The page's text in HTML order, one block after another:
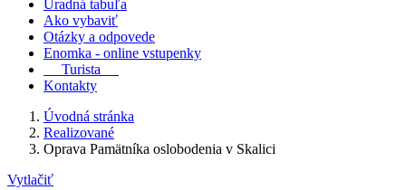
Úradná tabuľa
Ako vybaviť
Otázky a odpovede
Enomka - online vstupenky
Turista
Kontakty
Úvodná stránka
Realizované
Oprava Pamätníka oslobodenia v Skalici
Vytlačiť